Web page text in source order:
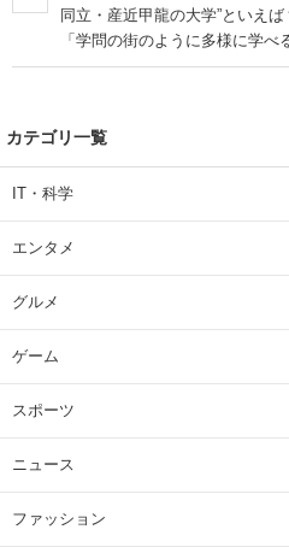
同立・産近甲龍の大学”といえ
「学問の街のように多様に学べ
| 大学 ねとらぼリサーチ
カテゴリ一覧
IT・科学
エンタメ
グルメ
ゲーム
スポーツ
ニュース
ファッション